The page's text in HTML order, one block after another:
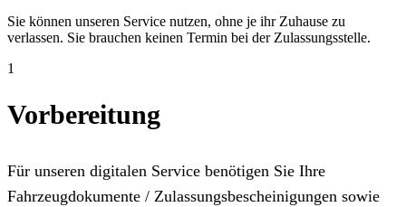
Sie können unseren Service nutzen, ohne je ihr Zuhause zu
verlassen. Sie brauchen keinen Termin bei der Zulassungsstelle.
1
Vorbereitung
Für unseren digitalen Service benötigen Sie Ihre
Fahrzeugdokumente / Zulassungsbescheinigungen sowie